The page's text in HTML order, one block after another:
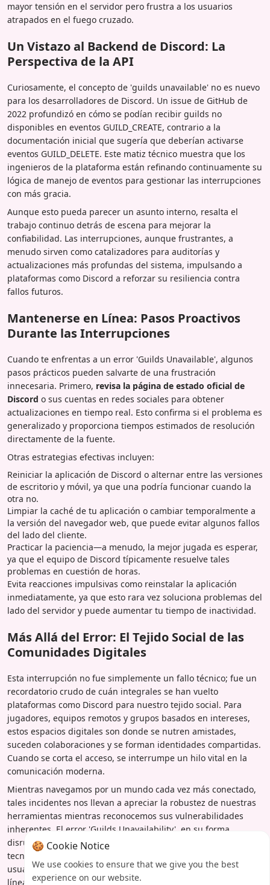
mayor tensión en el servidor pero frustra a los usuarios
atrapados en el fuego cruzado.
Un Vistazo al Backend de Discord: La
Perspectiva de la API
Curiosamente, el concepto de 'guilds unavailable' no es nuevo
para los desarrolladores de Discord. Un issue de GitHub de
2022 profundizó en cómo se podían recibir guilds no
disponibles en eventos GUILD_CREATE, contrario a la
documentación inicial que sugería que deberían activarse
eventos GUILD_DELETE. Este matiz técnico muestra que los
ingenieros de la plataforma están refinando continuamente su
lógica de manejo de eventos para gestionar las interrupciones
con más gracia.
Aunque esto pueda parecer un asunto interno, resalta el
trabajo continuo detrás de escena para mejorar la
confiabilidad. Las interrupciones, aunque frustrantes, a
menudo sirven como catalizadores para auditorías y
actualizaciones más profundas del sistema, impulsando a
plataformas como Discord a reforzar su resiliencia contra
fallos futuros.
Mantenerse en Línea: Pasos Proactivos
Durante las Interrupciones
Cuando te enfrentas a un error 'Guilds Unavailable', algunos
pasos prácticos pueden salvarte de una frustración
innecesaria. Primero, revisa la página de estado oficial de
Discord o sus cuentas en redes sociales para obtener
actualizaciones en tiempo real. Esto confirma si el problema es
generalizado y proporciona tiempos estimados de resolución
directamente de la fuente.
Otras estrategias efectivas incluyen:
Reiniciar la aplicación de Discord o alternar entre las versiones
de escritorio y móvil, ya que una podría funcionar cuando la
otra no.
Limpiar la caché de tu aplicación o cambiar temporalmente a
la versión del navegador web, que puede evitar algunos fallos
del lado del cliente.
Practicar la paciencia—a menudo, la mejor jugada es esperar,
ya que el equipo de Discord típicamente resuelve tales
problemas en cuestión de horas.
Evita reacciones impulsivas como reinstalar la aplicación
inmediatamente, ya que esto rara vez soluciona problemas del
lado del servidor y puede aumentar tu tiempo de inactividad.
Más Allá del Error: El Tejido Social de las
Comunidades Digitales
Esta interrupción no fue simplemente un fallo técnico; fue un
recordatorio crudo de cuán integrales se han vuelto
plataformas como Discord para nuestro tejido social. Para
jugadores, equipos remotos y grupos basados en intereses,
estos espacios digitales son donde se nutren amistades,
suceden colaboraciones y se forman identidades compartidas.
Cuando se corta el acceso, se interrumpe un hilo vital en la
comunicación moderna.
Mientras navegamos por un mundo cada vez más conectado,
tales incidentes nos llevan a apreciar la robustez de nuestras
herramientas mientras reconocemos sus vulnerabilidades
inherentes. El error 'Guilds Unavailability', en su forma
disruptiva, subraya el delicado equilibrio entre la innovación
tecnológica y la dependencia humana, instando tanto a
usuarios como a desarrolladores a fomentar ecosistemas en
línea más resilientes y empáticos.
🍪 Cookie Notice
We use cookies to ensure that we give you the best
experience on our website.